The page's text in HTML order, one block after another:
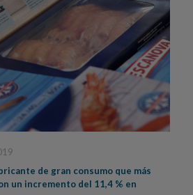
de gran consumo que más
un incremento del 11,4 % en